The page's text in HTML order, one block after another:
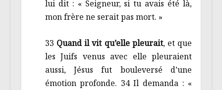
lui dit : « Seigneur, si tu avais été là,
mon frère ne serait pas mort. »
33 Quand il vit qu’elle pleurait, et que
les Juifs venus avec elle pleuraient
aussi, Jésus fut bouleversé d’une
émotion profonde. 34 Il demanda : «